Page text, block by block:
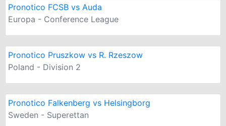
Pronotico FCSB vs Auda
Europa - Conference League
Pronotico Pruszkow vs R. Rzeszow
Poland - Division 2
Pronotico Falkenberg vs Helsingborg
Sweden - Superettan